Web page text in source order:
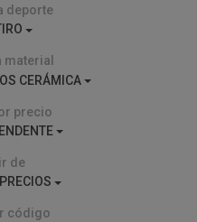
deporte
material
CERÁMICA
precio
de
código